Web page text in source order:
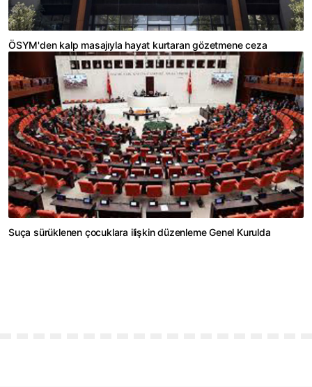
ÖSYM'den kalp masajıyla hayat kurtaran gözetmene ceza
Suça sürüklenen çocuklara ilişkin düzenleme Genel Kurulda